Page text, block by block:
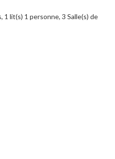
1 lit(s) 1 personne, 3 Salle(s) de